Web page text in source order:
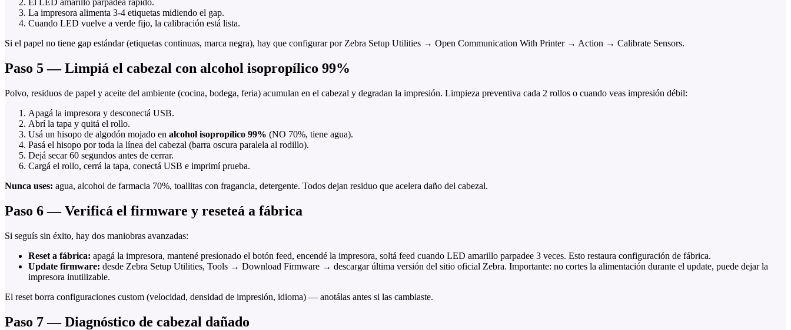
El LED amarillo parpadea rápido.
La impresora alimenta 3-4 etiquetas midiendo el gap.
Cuando LED vuelve a verde fijo, la calibración está lista.
Si el papel no tiene gap estándar (etiquetas continuas, marca negra), hay que configurar por Zebra Setup Utilities → Open Communication With Printer → Action → Calibrate Sensors.
Paso 5 — Limpiá el cabezal con alcohol isopropílico 99%
Polvo, residuos de papel y aceite del ambiente (cocina, bodega, feria) acumulan en el cabezal y degradan la impresión. Limpieza preventiva cada 2 rollos o cuando veas impresión débil:
Apagá la impresora y desconectá USB.
Abrí la tapa y quitá el rollo.
Usá un hisopo de algodón mojado en alcohol isopropílico 99% (NO 70%, tiene agua).
Pasá el hisopo por toda la línea del cabezal (barra oscura paralela al rodillo).
Dejá secar 60 segundos antes de cerrar.
Cargá el rollo, cerrá la tapa, conectá USB e imprimí prueba.
Nunca uses: agua, alcohol de farmacia 70%, toallitas con fragancia, detergente. Todos dejan residuo que acelera daño del cabezal.
Paso 6 — Verificá el firmware y reseteá a fábrica
Si seguís sin éxito, hay dos maniobras avanzadas:
Reset a fábrica: apagá la impresora, mantené presionado el botón feed, encendé la impresora, soltá feed cuando LED amarillo parpadee 3 veces. Esto restaura configuración de fábrica.
Update firmware: desde Zebra Setup Utilities, Tools → Download Firmware → descargar última versión del sitio oficial Zebra. Importante: no cortes la alimentación durante el update, puede dejar la
impresora inutilizable.
El reset borra configuraciones custom (velocidad, densidad de impresión, idioma) — anotálas antes si las cambiaste.
Paso 7 — Diagnóstico de cabezal dañado